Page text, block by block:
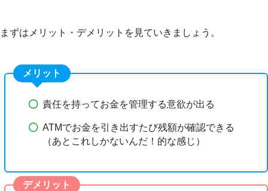
まずはメリット・デメリットを見ていきましょう。
メリット
責任を持ってお金を管理する意欲が出る
ATMでお金を引き出すたび残額が確認できる
（あとこれしかないんだ！的な感じ）
デメリット